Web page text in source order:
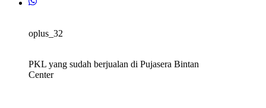
oplus_32
PKL yang sudah berjualan di Pujasera Bintan
Center